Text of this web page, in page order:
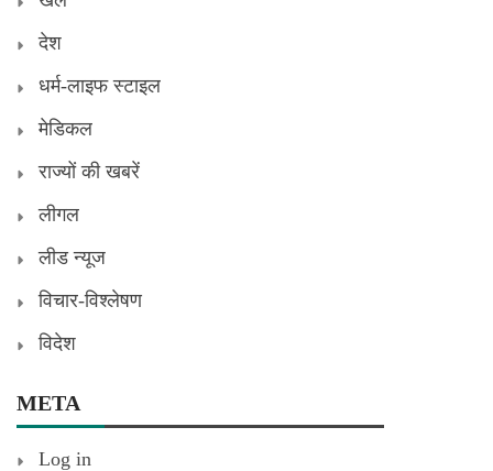
देश
धर्म-लाइफ स्टाइल
मेडिकल
राज्यों की खबरें
लीगल
लीड न्यूज
विचार-विश्लेषण
विदेश
META
Log in